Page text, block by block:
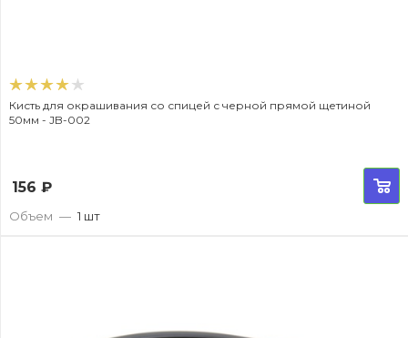
Кисть для окрашивания со спицей с черной прямой щетиной
50мм - JB-002
156 ₽
Объем — 1 шт